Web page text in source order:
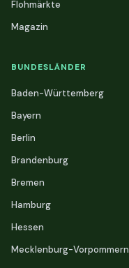
Flohmärkte
Magazin
BUNDESLÄNDER
Baden-Württemberg
Bayern
Berlin
Brandenburg
Bremen
Hamburg
Hessen
Mecklenburg-Vorpommern